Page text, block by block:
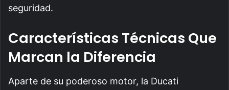
seguridad.
Características Técnicas Que
Marcan la Diferencia
Aparte de su poderoso motor, la Ducati